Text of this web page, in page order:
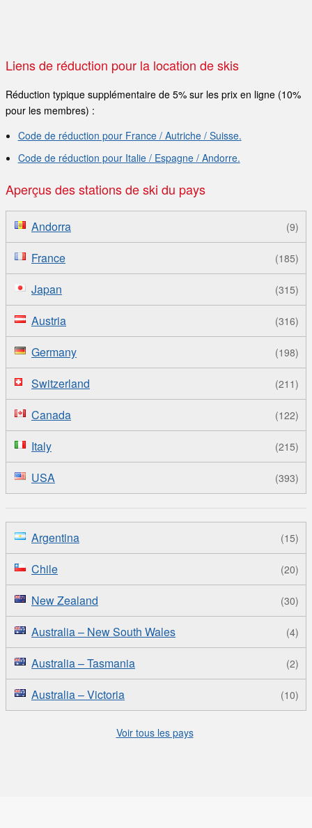
Liens de réduction pour la location de skis
Réduction typique supplémentaire de 5% sur les prix en ligne (10%
pour les membres) :
Code de réduction pour France / Autriche / Suisse.
Code de réduction pour Italie / Espagne / Andorre.
Aperçus des stations de ski du pays
Andorra (9)
France (185)
Japan (315)
Austria (316)
Germany (198)
Switzerland (211)
Canada (122)
Italy (215)
USA (393)
Argentina (15)
Chile (20)
New Zealand (30)
Australia – New South Wales (4)
Australia – Tasmania (2)
Australia – Victoria (10)
Voir tous les pays